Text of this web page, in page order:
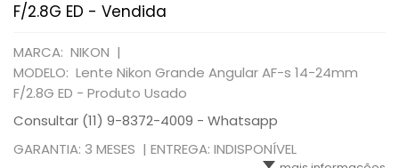
F/2.8G ED - Vendida
MARCA: NIKON |
MODELO: Lente Nikon Grande Angular AF-s 14-24mm
F/2.8G ED - Produto Usado
Consultar (11) 9-8372-4009 - Whatsapp
GARANTIA: 3 MESES | ENTREGA: INDISPONÍVEL